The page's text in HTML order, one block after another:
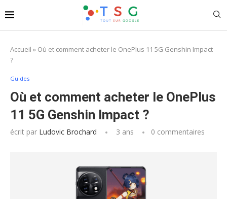
Accueil » Où et comment acheter le OnePlus 11 5G Genshin Impact
?
Guides
Où et comment acheter le OnePlus
11 5G Genshin Impact ?
écrit par Ludovic Brochard 3 ans 0 commentaires